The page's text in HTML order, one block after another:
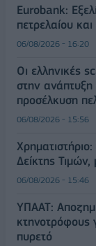
Eurobank:
πετρελαίου
06/08/2026 - 16:20
Οι ελληνικές
στην
προσέλκυση
06/08/2026 - 15:56
Δείκτης
06/08/2026 - 15:46
ΥΠΑΑΤ:
κτηνοτρόφους
πυρετό